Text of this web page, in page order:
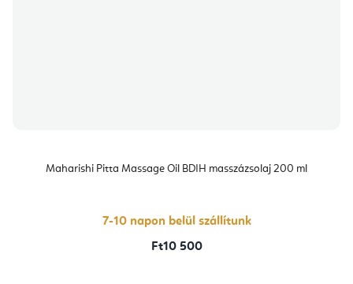
Maharishi Pitta Massage Oil BDIH masszázsolaj 200 ml
7-10 napon belül szállítunk
Ft10 500